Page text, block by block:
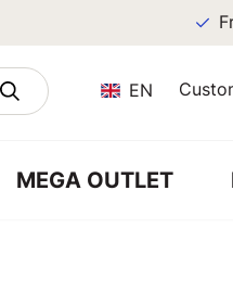
EN
MEGA OUTLET